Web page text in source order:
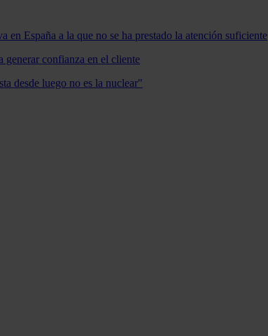
España a la que no se ha prestado la atención suficiente
confianza en el cliente
desde luego no es la nuclear"